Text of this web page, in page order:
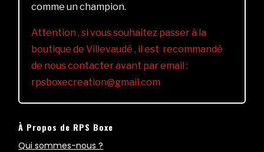
comme un champion.
Attention , si vous souhaitez passer à la
boutique de Villevaudé , il est recommandé
de nous contacter avant par email :
rpsboxecreation@gmail.com
À Propos de RPS Boxe
Qui sommes-nous ?